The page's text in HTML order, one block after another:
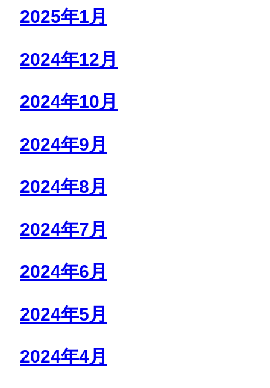
2025年1月
2024年12月
2024年10月
2024年9月
2024年8月
2024年7月
2024年6月
2024年5月
2024年4月